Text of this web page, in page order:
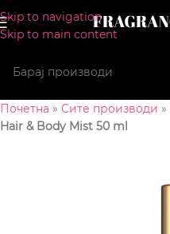
Skip to navigation
Skip to main content
Почетна » Сите производи »
Hair & Body Mist 50 ml